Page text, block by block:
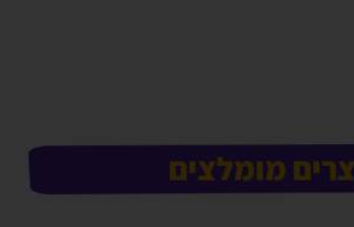
מומלצים